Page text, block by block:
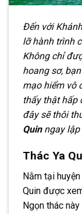
Đến với
lỡ hành trình
Không chỉ
hoang sơ,
mạo hiểm vô
thấy thật hấp
đây sẽ thôi
Quinngay lập
Thác Ya
Nằm tại huyện
Quin được
Ngọn thác